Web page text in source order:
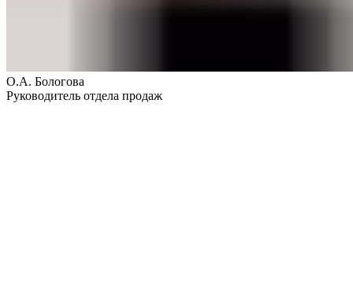
О.А. Бологова
Руководитель отдела продаж